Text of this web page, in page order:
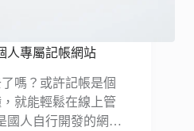
人專屬記帳網站
嗎？或許記帳是個
就能輕鬆在線上管
國人自行開發的網…